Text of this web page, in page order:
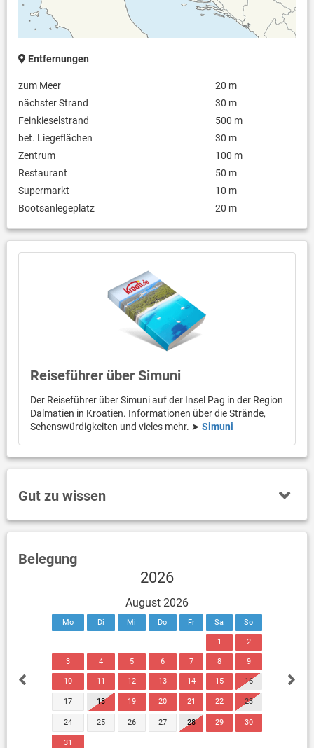
Entfernungen
zum Meer
20 m
nächster Strand
30 m
Feinkieselstrand
500 m
bet. Liegeflächen
30 m
Zentrum
100 m
Restaurant
50 m
Supermarkt
10 m
Bootsanlegeplatz
20 m
Reiseführer über Simuni
Der Reiseführer über Simuni auf der Insel Pag in der Region
Dalmatien in Kroatien. Informationen über die Strände,
Sehenswürdigkeiten und vieles mehr. ➤ Simuni
Gut zu wissen
Belegung
2026
August 2026
Mo Di Mi Do Fr Sa So
1 2
3 4 5 6 7 8 9
10 11 12 13 14 15 16
17 18 19 20 21 22 23
24 25 26 27 28 29 30
31